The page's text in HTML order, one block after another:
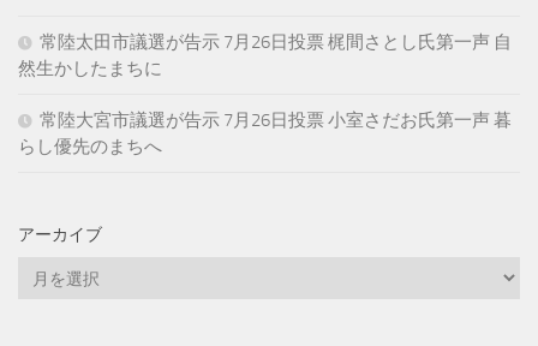
常陸太田市議選が告示 7月26日投票 梶間さとし氏第一声 自
然生かしたまちに
常陸大宮市議選が告示 7月26日投票 小室さだお氏第一声 暮
らし優先のまちへ
アーカイブ